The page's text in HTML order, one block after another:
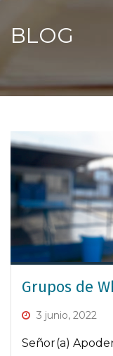
BLOG
Grupos de
3 junio, 2022
Señor(a)